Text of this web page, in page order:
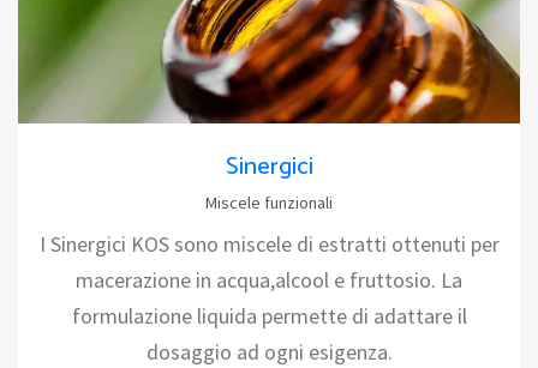
Sinergici
Miscele funzionali
I Sinergici KOS sono miscele di estratti ottenuti per
macerazione in acqua,alcool e fruttosio. La
formulazione liquida permette di adattare il
dosaggio ad ogni esigenza.